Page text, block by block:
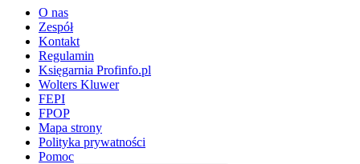
O nas
Zespół
Kontakt
Regulamin
Księgarnia Profinfo.pl
Wolters Kluwer
FEPI
FPOP
Mapa strony
Polityka prywatności
Pomoc